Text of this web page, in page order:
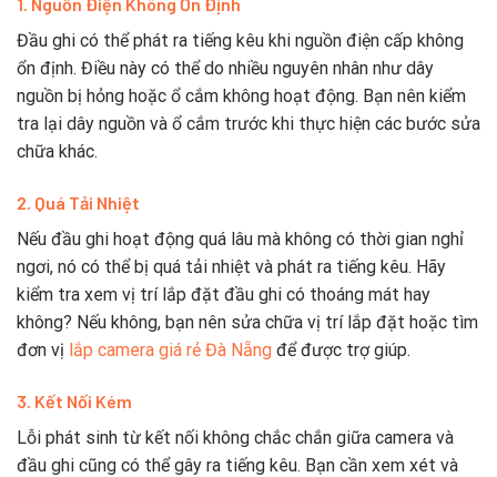
Đầu ghi có thể phát ra tiếng kêu khi nguồn điện cấp không
ổn định. Điều này có thể do nhiều nguyên nhân như dây
nguồn bị hỏng hoặc ổ cắm không hoạt động. Bạn nên kiểm
tra lại dây nguồn và ổ cắm trước khi thực hiện các bước sửa
chữa khác.
2. Quá Tải Nhiệt
Nếu đầu ghi hoạt động quá lâu mà không có thời gian nghỉ
ngơi, nó có thể bị quá tải nhiệt và phát ra tiếng kêu. Hãy
kiểm tra xem vị trí lắp đặt đầu ghi có thoáng mát hay
không? Nếu không, bạn nên sửa chữa vị trí lắp đặt hoặc tìm
đơn vị lắp camera giá rẻ Đà Nẵng để được trợ giúp.
3. Kết Nối Kém
Lỗi phát sinh từ kết nối không chắc chắn giữa camera và
đầu ghi cũng có thể gây ra tiếng kêu. Bạn cần xem xét và